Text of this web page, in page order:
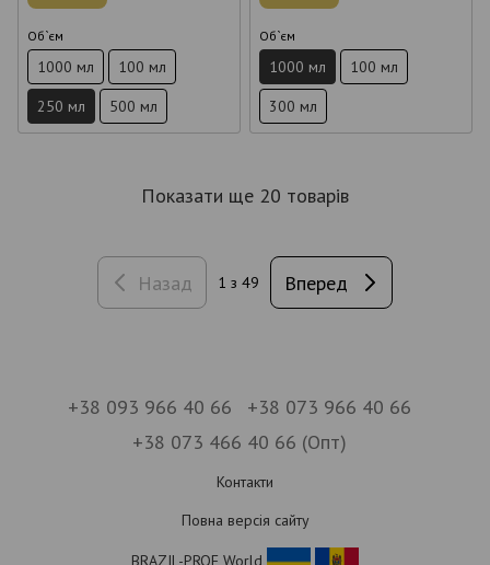
Об`єм
1000 мл
100 мл
250 мл
500 мл
Об`єм
1000 мл
100 мл
300 мл
Показати ще 20 товарів
Назад 1 з 49 Вперед
+38 093 966 40 66
+38 073 966 40 66
+38 073 466 40 66 (Опт)
Контакти
Повна версія сайту
BRAZIL-PROF World